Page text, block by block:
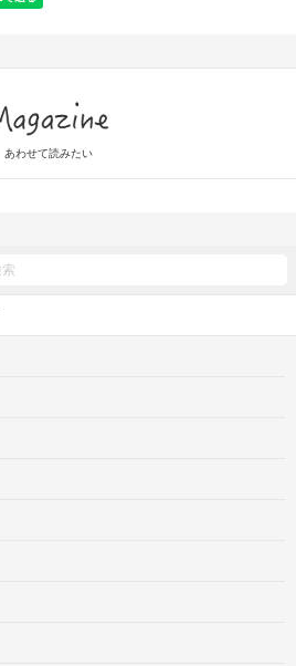
あわせて読みたい